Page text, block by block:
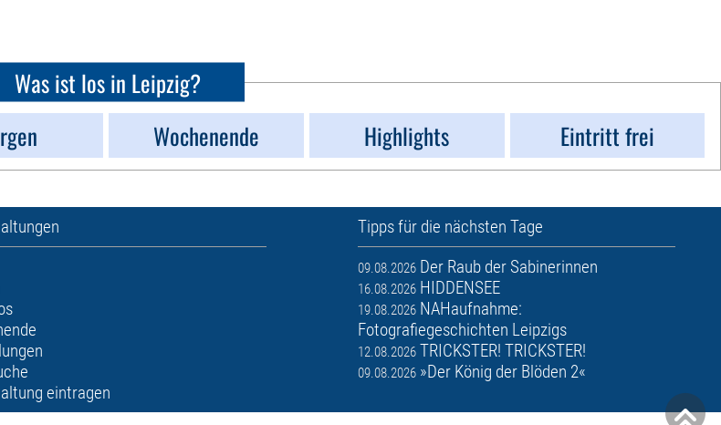
Was ist los in Leipzig?
Wochenende Highlights Eintritt frei
eintragen
Tipps für die nächsten Tage
09.08.2026 Der Raub der Sabinerinnen
16.08.2026 HIDDENSEE
19.08.2026 NAHaufnahme:
Fotografiegeschichten Leipzigs
12.08.2026 TRICKSTER! TRICKSTER!
09.08.2026 »Der König der Blöden 2«